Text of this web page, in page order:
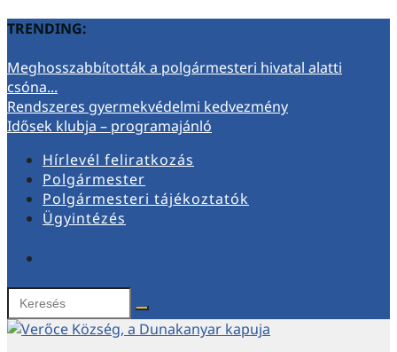
TRENDING:
Meghosszabbították a polgármesteri hivatal alatti
csóna...
Rendszeres gyermekvédelmi kedvezmény
Idősek klubja – programajánló
Hírlevél feliratkozás
Polgármester
Polgármesteri tájékoztatók
Ügyintézés